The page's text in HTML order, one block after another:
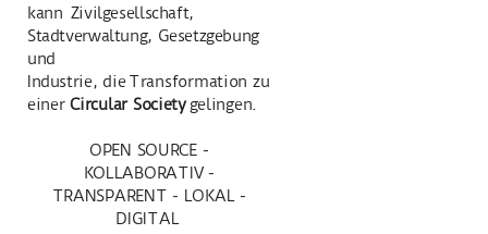
kann Zivilgesellschaft,
Stadtverwaltung, Gesetzgebung
und
Industrie, dieTransformation zu
einerCircular Societygelingen.
OPEN SOURCE -
KOLLABORATIV -
TRANSPARENT - LOKAL -
DIGITAL